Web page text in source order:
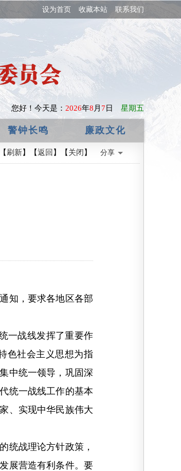
设为首页 收藏本站 联系我们
您好！ 今天是： 2026年8 月 7 日 星期五
警钟长鸣 廉政文化
刷新】【返回 】【关闭 】 分享
知，要求各地区各部
一战线发挥了重要作
色社会主义思想为指
中统一领导，巩固深
统一战线工作的基本
、实现中华民族伟大
统战理论方针政策，
展营造有利条件。要